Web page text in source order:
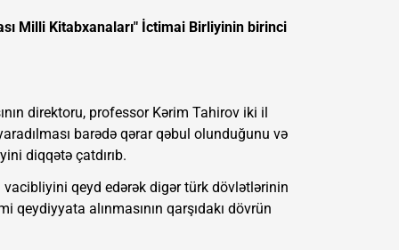
Milli Kitabxanaları" İctimai Birliyinin birinci
direktoru, professor Kərim Tahirov iki il
barədə qərar qəbul olunduğunu və
diqqətə çatdırıb.
qeyd edərək digər türk dövlətlərinin
alınmasının qarşıdakı dövrün